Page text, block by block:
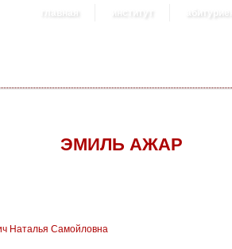
главная институт
ЭМИЛЬ АЖАР
Наталья Самойловна